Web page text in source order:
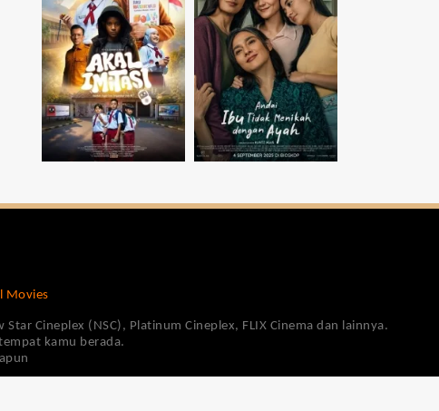
Movies
Cineplex (NSC), Platinum Cineplex, FLIX Cinema dan lainnya.
kamu berada.